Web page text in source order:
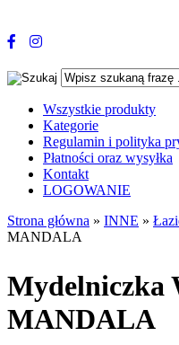
Wszystkie produkty
Kategorie
Regulamin i polityka
Płatności oraz wysyłka
Kontakt
LOGOWANIE
Strona główna » INNE »
MANDALA
Mydelniczka
MANDALA